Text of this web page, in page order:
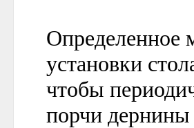
Определенное
установки
чтобы
порчи